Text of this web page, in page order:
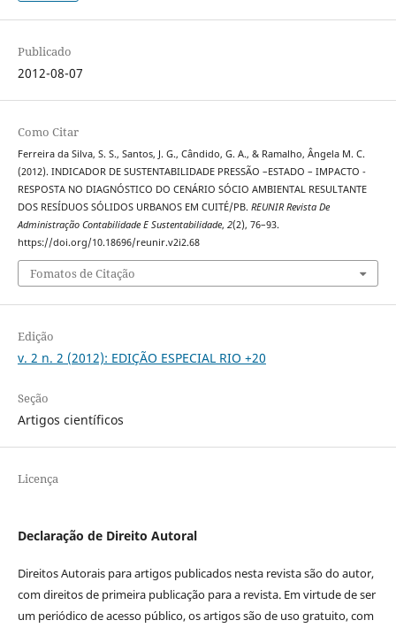
Publicado
2012-08-07
Como Citar
Ferreira da Silva, S. S., Santos, J. G., Cândido, G. A., & Ramalho, Ângela M. C.
(2012). INDICADOR DE SUSTENTABILIDADE PRESSÃO –ESTADO – IMPACTO -
RESPOSTA NO DIAGNÓSTICO DO CENÁRIO SÓCIO AMBIENTAL RESULTANTE
DOS RESÍDUOS SÓLIDOS URBANOS EM CUITÉ/PB. REUNIR Revista De
Administração Contabilidade E Sustentabilidade, 2(2), 76–93.
https://doi.org/10.18696/reunir.v2i2.68
Fomatos de Citação
Edição
v. 2 n. 2 (2012): EDIÇÃO ESPECIAL RIO +20
Seção
Artigos científicos
Licença
Declaração de Direito Autoral
Direitos Autorais para artigos publicados nesta revista são do autor,
com direitos de primeira publicação para a revista. Em virtude de ser
um periódico de acesso público, os artigos são de uso gratuito, com